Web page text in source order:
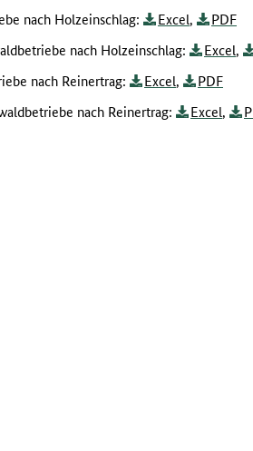
nach Holzeinschlag:
Excel,
PDF
nach Holzeinschlag:
Excel,
nach Reinertrag:
Excel,
PDF
nach Reinertrag:
Excel,